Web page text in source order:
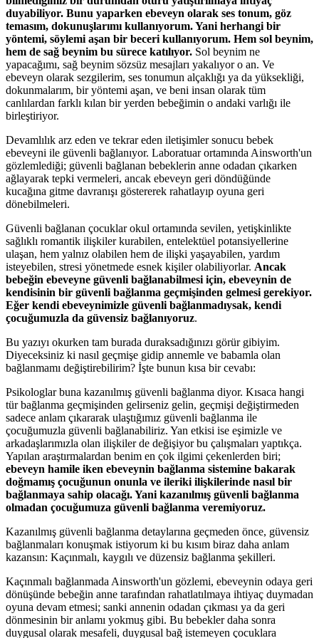
duyabiliyor. Bunu yaparken ebeveyn olarak ses tonum, göz
temasım, dokunuşlarımı kullanıyorum. Yani herhangi bir
yöntemi, söylemi aşan bir beceri kullanıyorum. Hem sol beynim,
hem de sağ beynim bu sürece katılıyor. Sol beynim ne
yapacağımı, sağ beynim sözsüz mesajları yakalıyor o an. Ve
ebeveyn olarak sezgilerim, ses tonumun alçaklığı ya da yüksekliği,
dokunmalarım, bir yöntemi aşan, ve beni insan olarak tüm
canlılardan farklı kılan bir yerden bebeğimin o andaki varlığı ile
birleştiriyor.
Devamlılık arz eden ve tekrar eden iletişimler sonucu bebek
ebeveyni ile güvenli bağlanıyor. Laboratuar ortamında Ainsworth'un
gözlemlediği; güvenli bağlanan bebeklerin anne odadan çıkarken
ağlayarak tepki vermeleri, ancak ebeveyn geri döndüğünde
kucağına gitme davranışı göstererek rahatlayıp oyuna geri
dönebilmeleri.
Güvenli bağlanan çocuklar okul ortamında sevilen, yetişkinlikte
sağlıklı romantik ilişkiler kurabilen, entelektüel potansiyellerine
ulaşan, hem yalnız olabilen hem de ilişki yaşayabilen, yardım
isteyebilen, stresi yönetmede esnek kişiler olabiliyorlar. Ancak
bebeğin ebeveyne güvenli bağlanabilmesi için, ebeveynin de
kendisinin bir güvenli bağlanma geçmişinden gelmesi gerekiyor.
Eğer kendi ebeveynimizle güvenli bağlanmadıysak, kendi
çocuğumuzla da güvensiz bağlanıyoruz.
Bu yazıyı okurken tam burada duraksadığınızı görür gibiyim.
Diyeceksiniz ki nasıl geçmişe gidip annemle ve babamla olan
bağlanmamı değiştirebilirim? İşte bunun kısa bir cevabı:
Psikologlar buna kazanılmış güvenli bağlanma diyor. Kısaca hangi
tür bağlanma geçmişinden gelirseniz gelin, geçmişi değiştirmeden
sadece anlam çıkararak ulaştığımız güvenli bağlanma ile
çocuğumuzla güvenli bağlanabiliriz. Yan etkisi ise eşimizle ve
arkadaşlarımızla olan ilişkiler de değişiyor bu çalışmaları yaptıkça.
Yapılan araştırmalardan benim en çok ilgimi çekenlerden biri;
ebeveyn hamile iken ebeveynin bağlanma sistemine bakarak
doğmamış çocuğunun onunla ve ileriki ilişkilerinde nasıl bir
bağlanmaya sahip olacağı. Yani kazanılmış güvenli bağlanma
olmadan çocuğumuza güvenli bağlanma veremiyoruz.
Kazanılmış güvenli bağlanma detaylarına geçmeden önce, güvensiz
bağlanmaları konuşmak istiyorum ki bu kısım biraz daha anlam
kazansın: Kaçınmalı, kaygılı ve düzensiz bağlanma şekilleri.
Kaçınmalı bağlanmada Ainsworth'un gözlemi, ebeveynin odaya geri
dönüşünde bebeğin anne tarafından rahatlatılmaya ihtiyaç duymadan
oyuna devam etmesi; sanki annenin odadan çıkması ya da geri
dönmesinin bir anlamı yokmuş gibi. Bu bebekler daha sonra
duygusal olarak mesafeli, duygusal bağ istemeyen çocuklara